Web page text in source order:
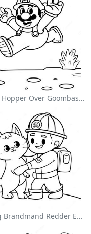
Mario Hopper Over Goombas Farvelægningsside
Modig Brandmand Redder En Kat Farvelægningsside